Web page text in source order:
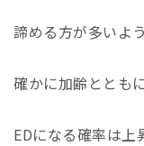
諦める方が多いよう
確かに加齢ととも
EDになる確率は上